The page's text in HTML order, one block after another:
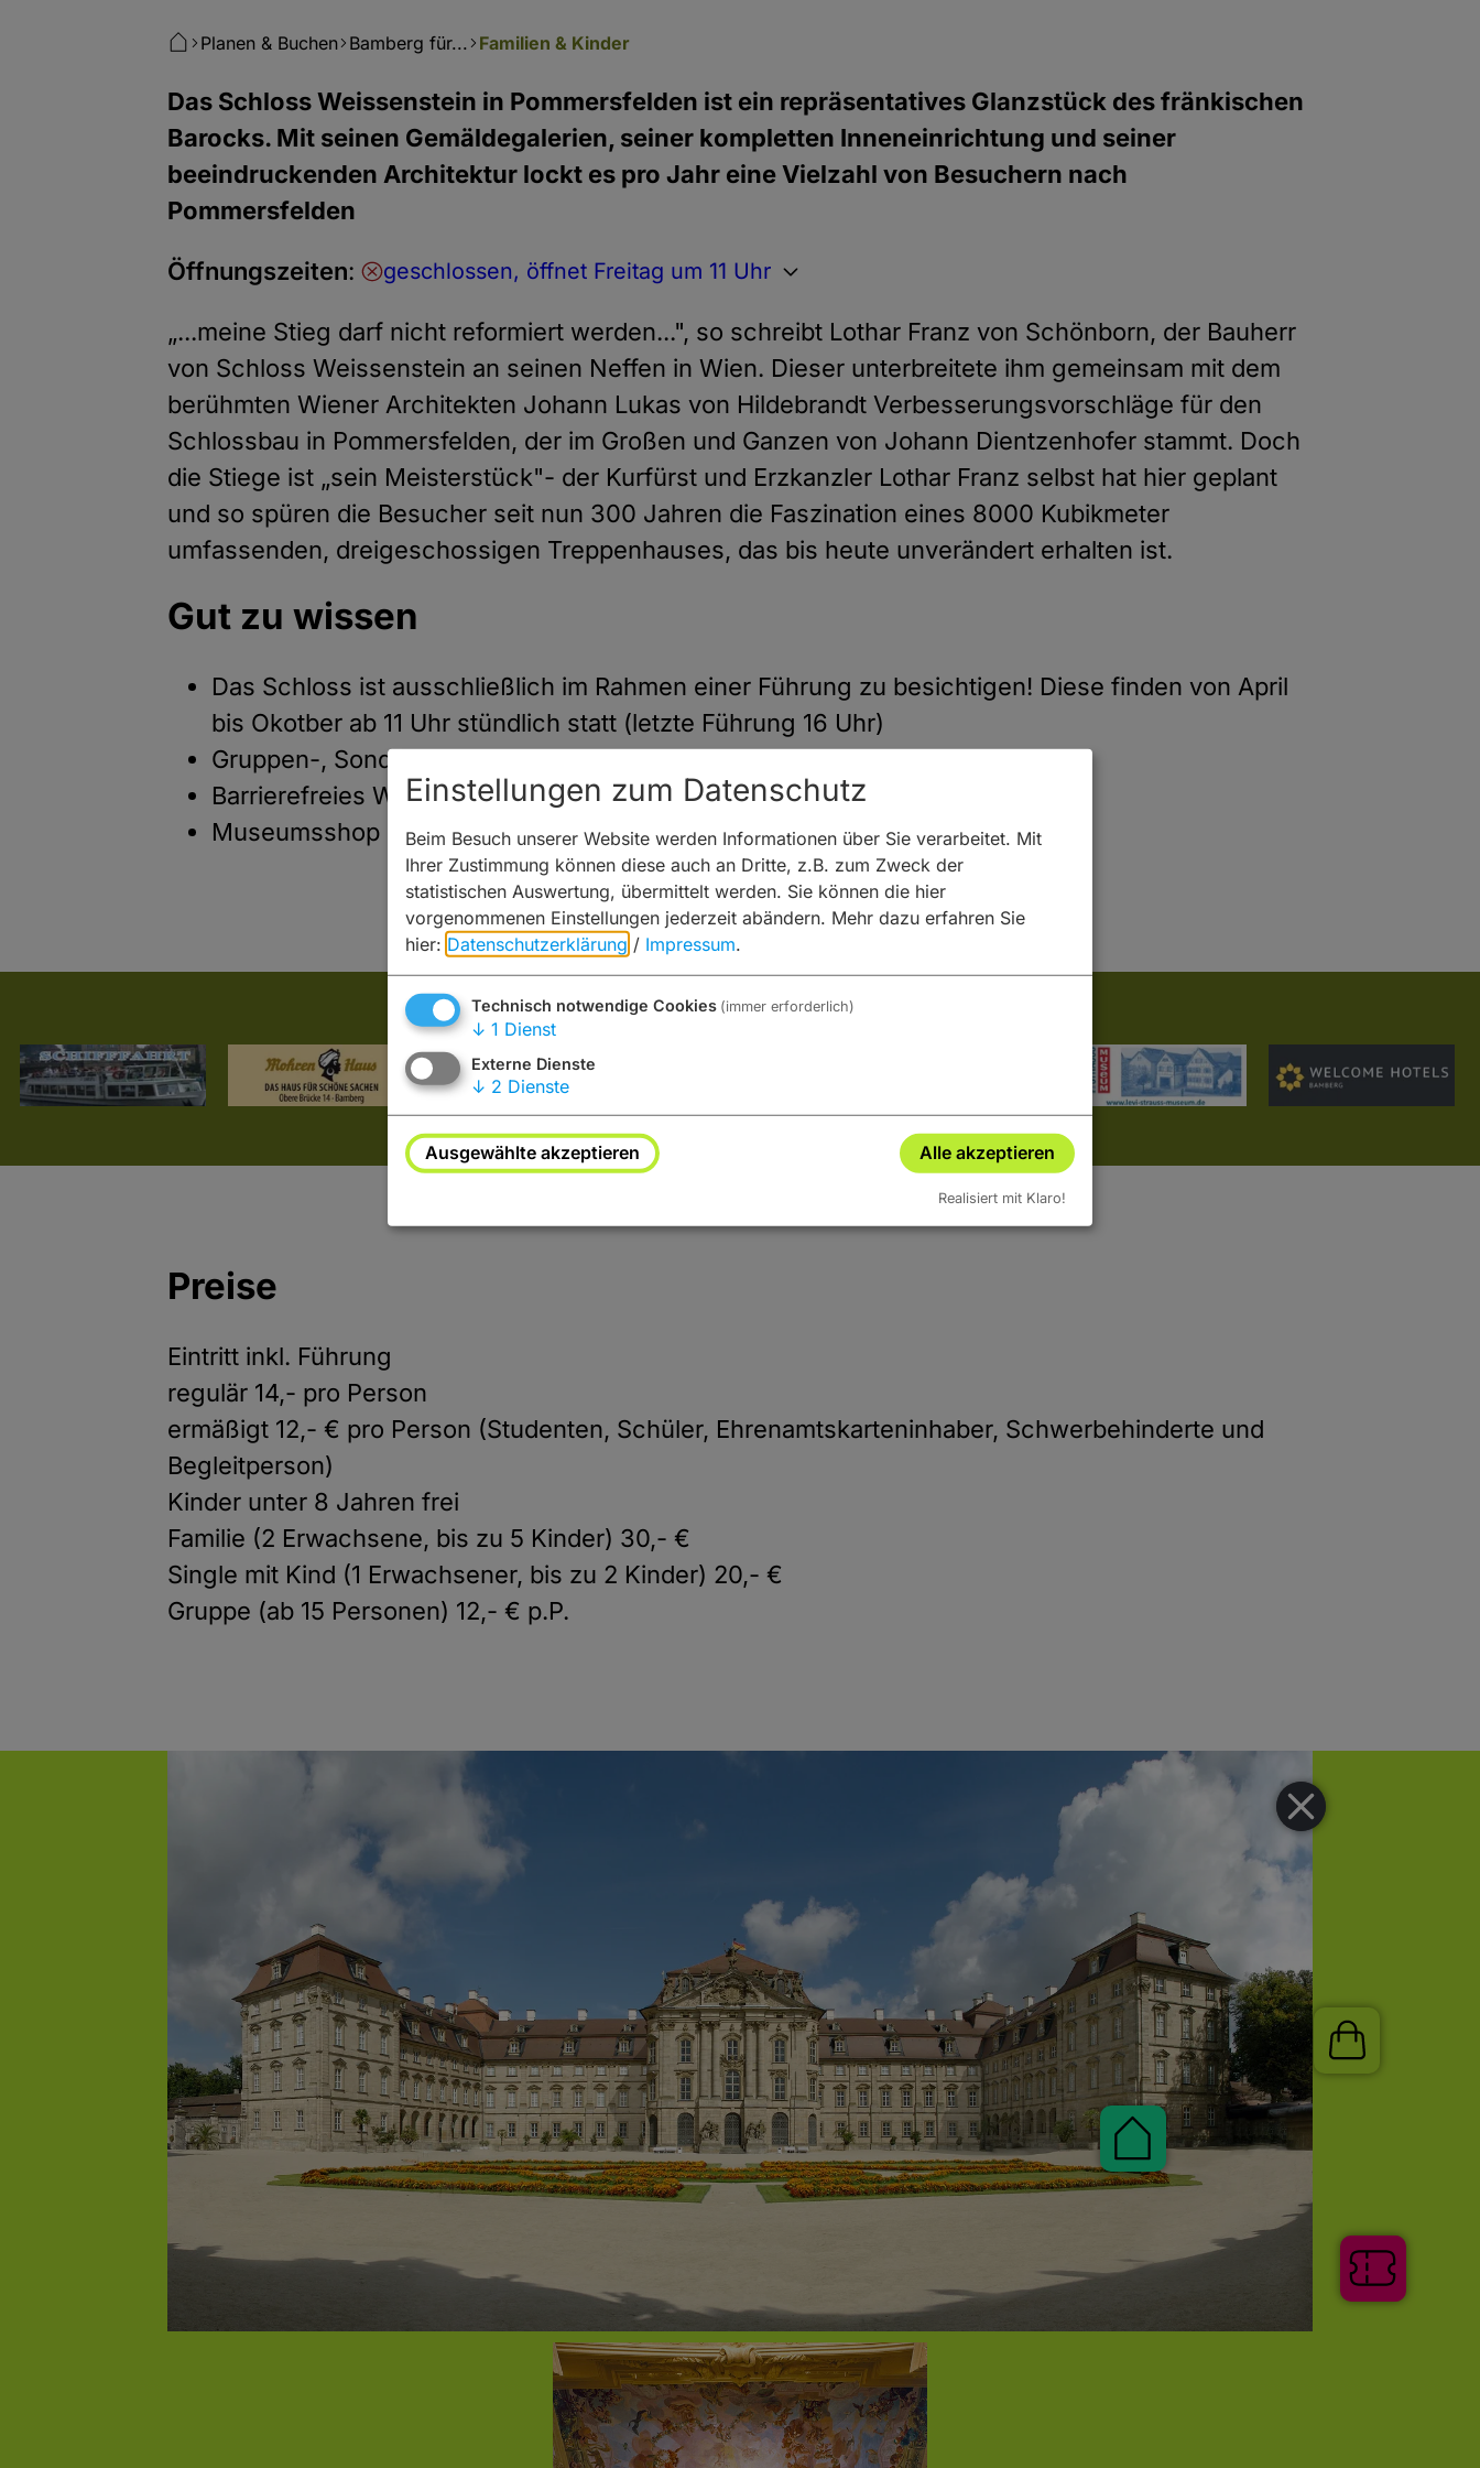
Familien & Kinder
Bamberg für...
Planen & Buchen
Das Schloss Weissenstein in Pommersfelden ist ein repräsentatives Glanzstück des fränkischen
Barocks. Mit seinen Gemäldegalerien, seiner kompletten Inneneinrichtung und seiner
beeindruckenden Architektur lockt es pro Jahr eine Vielzahl von Besuchern nach
Pommersfelden
Öffnungszeiten: geschlossen, öffnet Freitag um 11 Uhr
„...meine Stieg darf nicht reformiert werden...", so schreibt Lothar Franz von Schönborn, der Bauherr
von Schloss Weissenstein an seinen Neffen in Wien. Dieser unterbreitete ihm gemeinsam mit dem
berühmten Wiener Architekten Johann Lukas von Hildebrandt Verbesserungsvorschläge für den
Schlossbau in Pommersfelden, der im Großen und Ganzen von Johann Dientzenhofer stammt. Doch
die Stiege ist „sein Meisterstück"- der Kurfürst und Erzkanzler Lothar Franz selbst hat hier geplant
und so spüren die Besucher seit nun 300 Jahren die Faszination eines 8000 Kubikmeter
umfassenden, dreigeschossigen Treppenhauses, das bis heute unverändert erhalten ist.
Gut zu wissen
Das Schloss ist ausschließlich im Rahmen einer Führung zu besichtigen! Diese finden von April
bis Okotber ab 11 Uhr stündlich statt (letzte Führung 16 Uhr)
Gruppen-, Sonder- und Eventführungen nach vorheriger Anmeldung
Barrierefreies WC
Museumsshop
Anzeigen
Preise
Eintritt inkl. Führung
regulär 14,- pro Person
ermäßigt 12,- € pro Person (Studenten, Schüler, Ehrenamtskarteninhaber, Schwerbehinderte und
Begleitperson)
Kinder unter 8 Jahren frei
Familie (2 Erwachsene, bis zu 5 Kinder) 30,- €
Single mit Kind (1 Erwachsener, bis zu 2 Kinder) 20,- €
Gruppe (ab 15 Personen) 12,- € p.P.
Einstellungen zum Datenschutz
Beim Besuch unserer Website werden Informationen über Sie verarbeitet. Mit
Ihrer Zustimmung können diese auch an Dritte, z.B. zum Zweck der
statistischen Auswertung, übermittelt werden. Sie können die hier
vorgenommenen Einstellungen jederzeit abändern. Mehr dazu erfahren Sie
hier: Datenschutzerklärung / Impressum.
Technisch notwendige Cookies (immer erforderlich)
↓ 1 Dienst
Externe Dienste
↓ 2 Dienste
Ausgewählte akzeptieren Alle akzeptieren
Realisiert mit Klaro!